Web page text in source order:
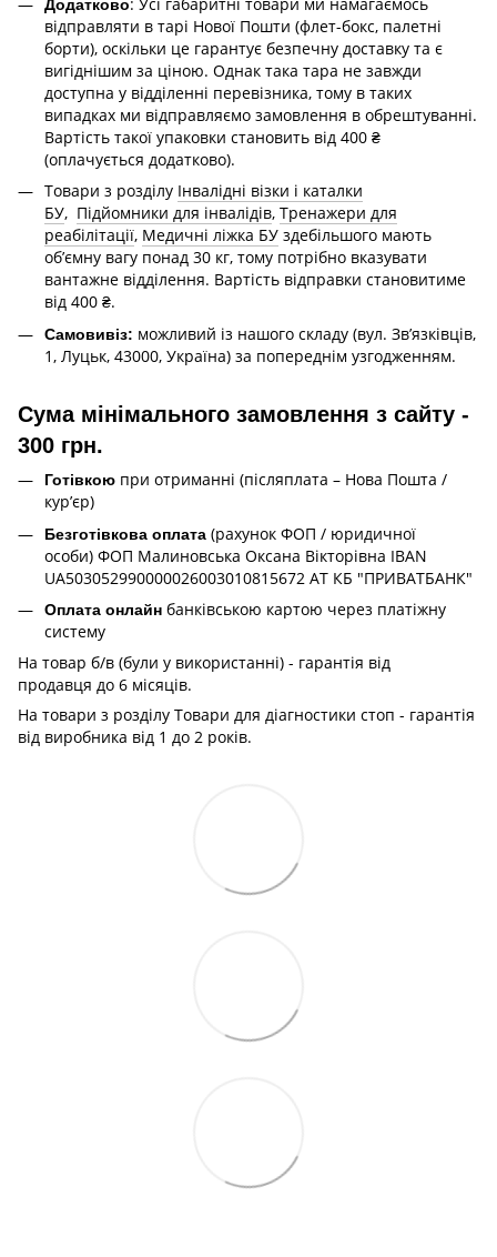
Додатково
відправляти в тарі Нової Пошти (флет-бокс, палетні
борти), оскільки це гарантує безпечну доставку та є
вигіднішим за ціною. Однак така тара не завжди
доступна у відділенні перевізника, тому в таких
випадках ми відправляємо замовлення в обрештуванні.
Вартість такої упаковки становить від 400 ₴
(оплачується додатково).
Товари з розділу Інвалідні візки і каталки
БУ, Підйомники для інвалідів, Тренажери для
реабілітації, Медичні ліжка БУ здебільшого мають
об’ємну вагу понад 30 кг, тому потрібно вказувати
вантажне відділення. Вартість відправки становитиме
від 400 ₴.
Самовивіз: можливий із нашого складу (вул. Зв’язківців,
1, Луцьк, 43000, Україна) за попереднім узгодженням.
Сума мінімального замовлення з сайту -
300 грн.
Готівкою при отриманні (післяплата – Нова Пошта /
кур’єр)
Безготівкова оплата (рахунок ФОП / юридичної
особи) ФОП Малиновська Оксана Вікторівна IBAN
UA503052990000026003010815672 АТ КБ "ПРИВАТБАНК"
Оплата онлайн банківською картою через платіжну
систему
На товар б/в (були у використанні) - гарантія від
продавця до 6 місяців.
На товари з розділу Товари для діагностики стоп - гарантія
від виробника від 1 до 2 років.